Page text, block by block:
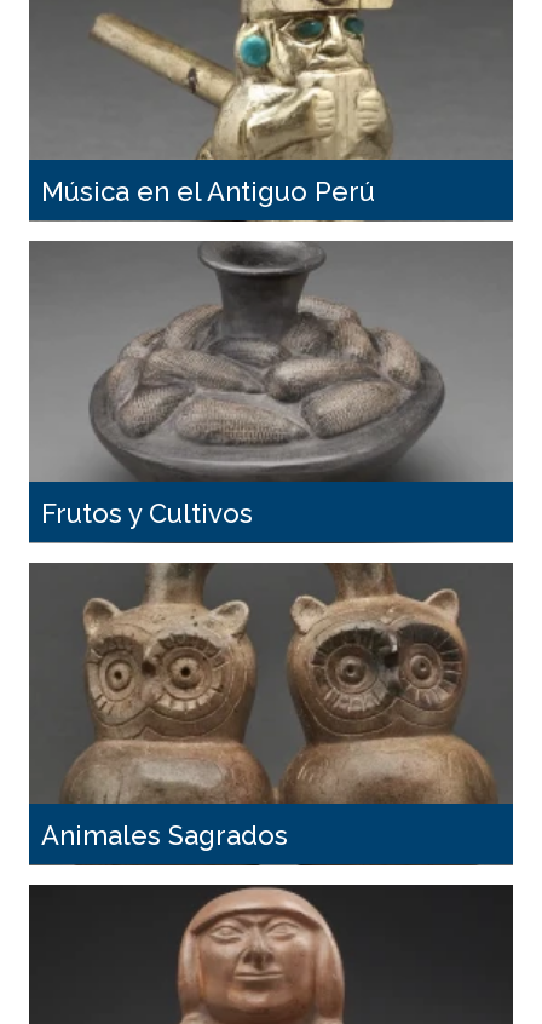
Música en el Antiguo Perú
Frutos y Cultivos
Animales Sagrados